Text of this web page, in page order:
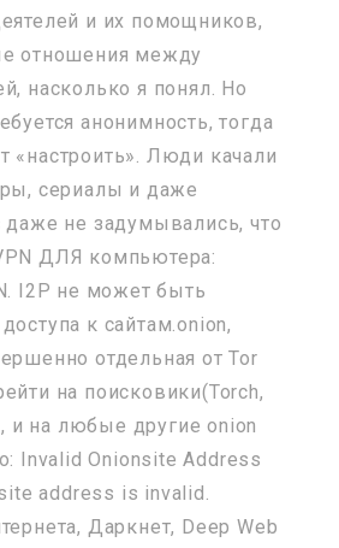
и их помощников,
отношения между
насколько я понял. Но
анонимность, тогда
«настроить». Люди качали
сериалы и даже
даже не задумывались, что
ДЛЯ компьютера:
I2P не может быть
к сайтам.onion,
отдельная от Tor
на поисковики(Torch,
и на любые другие onion
Invalid Onionsite Address
address is invalid.
Даркнет, Deep Web